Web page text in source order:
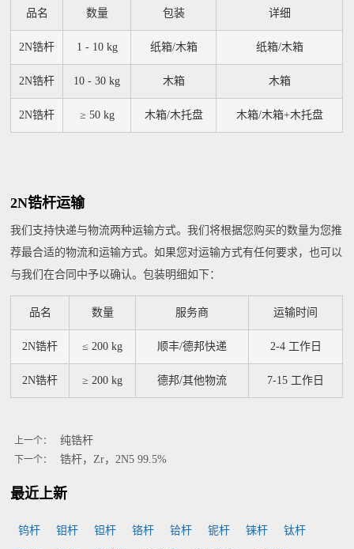
品名 数量 包装 详细
2N锆杆 1 - 10 kg 纸箱/木箱 纸箱/木箱
2N锆杆 10 - 30 kg 木箱 木箱
2N锆杆 ≥ 50 kg 木箱/木托盘 木箱/木箱+木托盘
2N锆杆运输
我们支持快递与物流两种运输方式。我们将根据您购买的数量为您推
荐最合适的物流和运输方式。如果您对运输方式有任何要求，也可以
与我们在合同中予以确认。包装明细如下：
品名 数量 服务商 运输时间
2N锆杆 ≤ 200 kg 顺丰/德邦快递 2-4 工作日
2N锆杆 ≥ 200 kg 德邦/其他物流 7-15 工作日
上一个： 纯锆杆
下一个： 锆杆，Zr，2N5 99.5%
最近上新
钨杆 钼杆 钽杆 铬杆 铪杆 铌杆 铼杆 钛杆